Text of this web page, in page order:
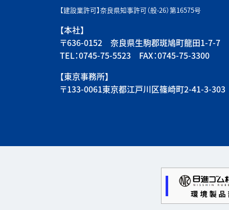
【建設業許可】奈良県知事許可（般-26）第16575号
【本社】
〒636-0152 奈良県生駒郡斑鳩町龍田1-7-7
TEL：0745-75-5523 FAX：0745-75-3300
【東京事務所】
〒133-0061東京都江戸川区篠崎町2-41-3-303